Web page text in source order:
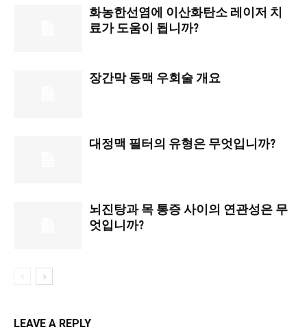
화농한선염에 이산화탄소 레이저 치
료가 도움이 됩니까?
장간막 동맥 우회술 개요
대정맥 필터의 유형은 무엇입니까?
뇌진탕과 목 통증 사이의 연관성은 무
엇입니까?
LEAVE A REPLY